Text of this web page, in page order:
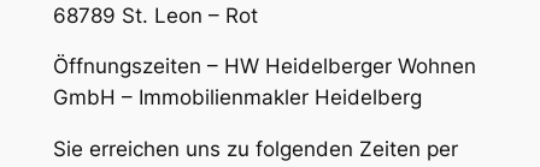
68789 St. Leon – Rot
Öffnungszeiten – HW Heidelberger Wohnen
GmbH – Immobilienmakler Heidelberg
Sie erreichen uns zu folgenden Zeiten per